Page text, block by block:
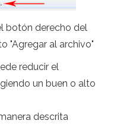
botón derecho del
"Agregar al archivo"
reducir el
un buen o alto
descrita